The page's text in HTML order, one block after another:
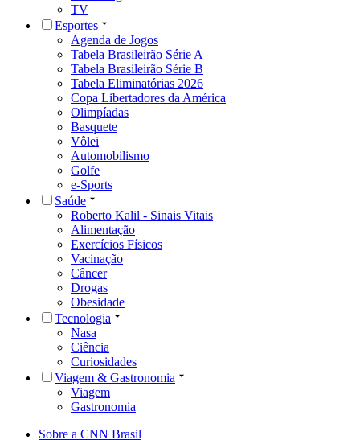
TV
Esportes
Agenda de Jogos
Tabela Brasileirão Série A
Tabela Brasileirão Série B
Tabela Eliminatórias 2026
Copa Libertadores da América
Olimpíadas
Basquete
Vôlei
Automobilismo
Golfe
e-Sports
Saúde
Roberto Kalil - Sinais Vitais
Alimentação
Exercícios Físicos
Vacinação
Câncer
Drogas
Obesidade
Tecnologia
Nasa
Ciência
Curiosidades
Viagem & Gastronomia
Viagem
Gastronomia
Sobre a CNN Brasil